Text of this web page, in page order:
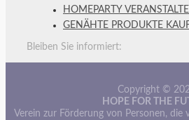
HOMEPARTY
GENÄHTE PRODUKTE
Bleiben Sie informiert:
Copyright ©
HOPE FOR THE
Verein zur Förderung von Personen, die